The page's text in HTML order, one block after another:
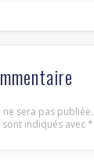
sera pas publiée.
indiqués avec*